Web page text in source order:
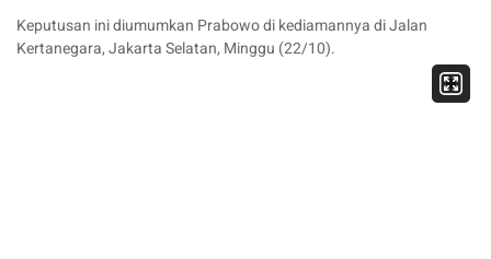
Keputusan ini diumumkan Prabowo di kediamannya di Jalan
Kertanegara, Jakarta Selatan, Minggu (22/10).